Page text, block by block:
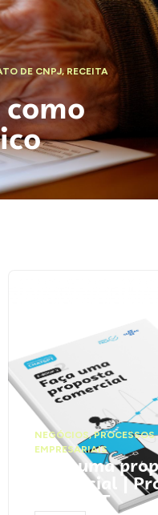
DE CNPJ,RECEITA
NEGÓCIOS,PROCESSOS
EMPRESARIAIS
Faça uma
comercial |
ChatGPT